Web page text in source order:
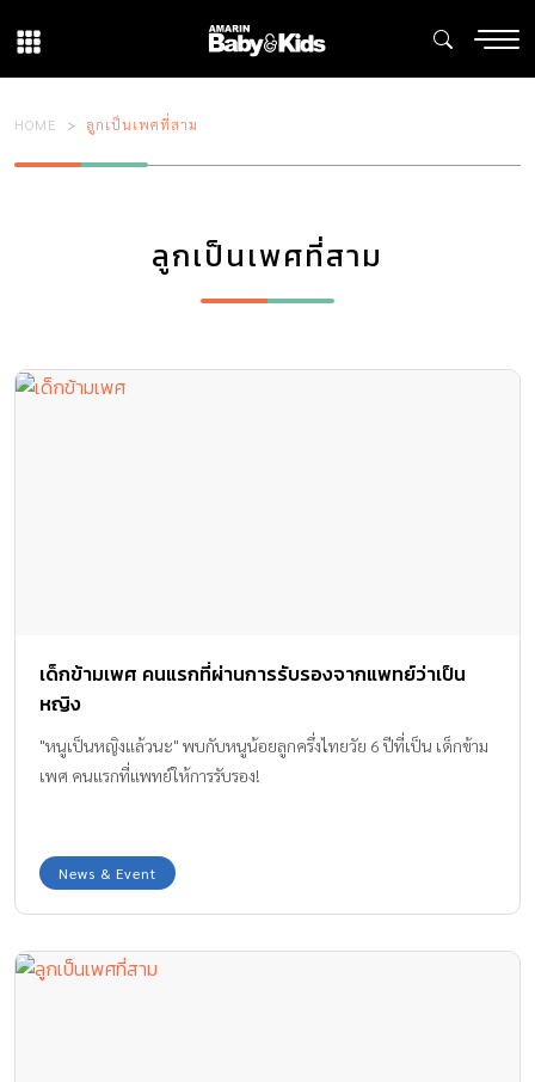
HOME ลูกเป็นเพศที่สาม
ลูกเป็นเพศที่สาม
เด็กข้ามเพศ คนแรกที่ผ่านการรับรองจากแพทย์ว่าเป็น
หญิง
"หนูเป็นหญิงแล้วนะ" พบกับหนูน้อยลูกครึ่งไทยวัย 6 ปีที่เป็น เด็กข้าม
เพศ คนแรกที่แพทย์ให้การรับรอง!
News & Event